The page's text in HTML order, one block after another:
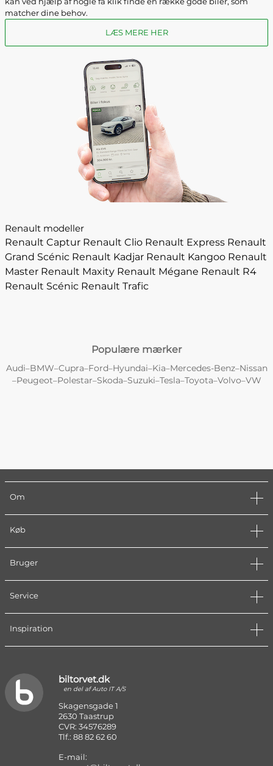
matcher dine behov.
LÆS MERE HER
Renault modeller
Renault Captur Renault Clio Renault Express Renault
Grand Scénic Renault Kadjar Renault Kangoo Renault
Master Renault Maxity Renault Mégane Renault R4
Renault Scénic Renault Trafic
Populære mærker
Audi–BMW–Cupra–Ford–Hyundai–Kia–Mercedes-Benz–Nissan
–Peugeot–Polestar–Skoda–Suzuki–Tesla–Toyota–Volvo–VW
Om
Køb
Bruger
Service
Inspiration
biltorvet.dk
en del af Auto IT A/S
Skagensgade 1
2630 Taastrup
CVR: 34576289
Tlf.: 88 82 62 60
E-mail: